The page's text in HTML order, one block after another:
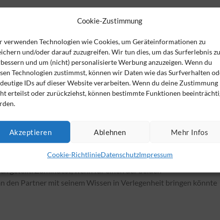
Cookie-Zustimmung
verwenden Technologien wie Cookies, um Geräteinformationen zu
und/oder darauf zuzugreifen. Wir tun dies, um das Surferlebnis zu
und um (nicht) personalisierte Werbung anzuzeigen. Wenn du
Technologien zustimmst, können wir Daten wie das Surfverhalten
IDs auf dieser Website verarbeiten. Wenn du deine Zustimmung
erteilst oder zurückziehst, können bestimmte Funktionen
Akzeptieren Ablehnen Mehr Infos
Cookie-RichtlinieDatenschutzImpressum
seitens der Liebenden gegenüber dem Arbeitgeber besteht
Die bemerken die Turtelei eh schneller als es manchen lieb ist.
recht früh einzuweihen, um Mobbing, Tratsch, Flurfunk und
sogar von Vorteil sein, sich frühzeitig zu outen, denn wie will
zur selben Zeit wie der Kollege nehmen möchte? Und wer weiß,
die Vorteile einer frischen Büroliebe: Nämlich eine
zwei Mitarbeitern.
bis unmöglich, Beruf und Privatleben zu trennen. Doch für
nicht mit ins Büro getragen und anders herum werden
geteilt. Zumindest, wenn für einen der beiden
den Partner mit seinem Wissen in Verlegenheit bringen könnte